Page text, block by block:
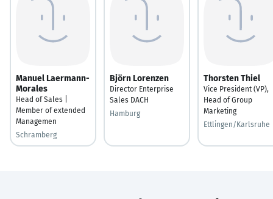
Manuel Laermann-
Morales
Head of Sales |
Member of extended
Managemen
Schramberg
Björn Lorenzen
Director Enterprise
Sales DACH
Hamburg
Thorsten Thiel
Vice President (VP),
Head of Group
Marketing
Ettlingen/Karlsruhe